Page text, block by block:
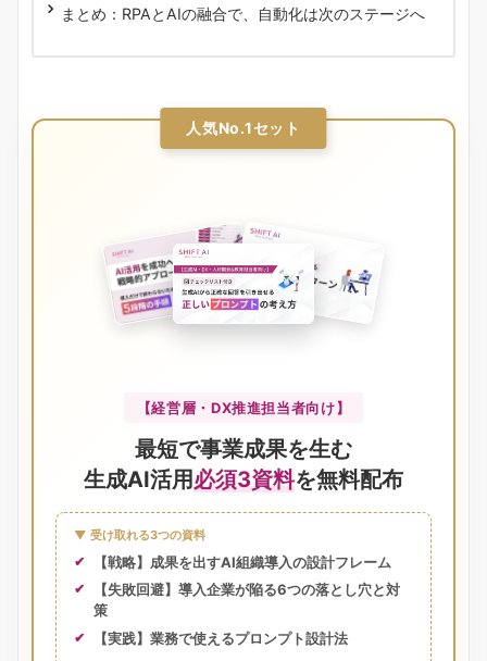
まとめ：RPAとAIの融合で、自動化は次のステージへ
人気No.1セット
【経営層・DX推進担当者向け】
最短で事業成果を生む
生成AI活用必須3資料を無料配布
▼ 受け取れる3つの資料
【戦略】成果を出すAI組織導入の設計フレーム
【失敗回避】導入企業が陥る6つの落とし穴と対
策
【実践】業務で使えるプロンプト設計法